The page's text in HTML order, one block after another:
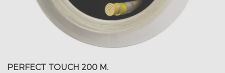
PERFECT TOUCH 200 M.